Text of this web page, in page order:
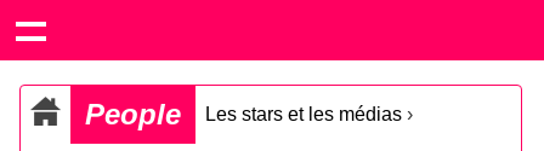
People Les stars et les médias ›